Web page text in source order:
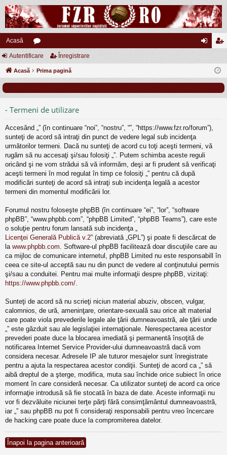
Acasă
or
u eg
Autentificare Înregistrare
Acasă Prima pagină
- Termeni de utilizare
Accesând „” (în continuare “noi”, “nostru”, “”, “https://www.fzr.ro/forum”),
sunteţi de acord să intraţi din punct de vedere legal sub incidenţa
următorilor termeni. Dacă nu sunteţi de acord cu toţi aceşti termeni, vă
rugăm să nu accesaţi şi/sau folosiţi „”. Putem schimba aceste reguli
oricând şi ne vom strădui să vă informăm, deşi ar fi prudent să verificaţi
aceşti termeni în mod regulat în timp ce folosiţi „” pentru că după
modificări sunteţi de acord să intraţi sub incidenţa legală a acestor
termeni din momentul modificării lor.
Forumul nostru foloseşte phpBB (în continuare “ei”, “lor”, “software
phpBB”, “www.phpbb.com”, “phpBB Limited”, “phpBB Teams”), care este
o soluţie pentru forum lansată sub incidenţa „
Licenţei Generală Publică v.2” (abreviată „GPL”) şi poate fi descărcat de
la www.phpbb.com . Software-ul phpBB facilitează doar discuţiile care au
ca mijloc de comunicare internetul, phpBB Limited nu este responsabill în
ceea ce site-ul acceptă sau nu din punct de vedere al conţinutului permis
şi/sau a conduitei. Pentru mai multe informaţii despre phpBB, vizitaţi:
https://www.phpbb.com/
Sunteţi de acord să nu scrieţi niciun material abuziv, obscen, vulgar,
calomnios, de ură, ameninţare, orientare-sexuală sau orice alt material
care poate viola prevederile legale ale ţării dumneavoastră, ale ţării unde
„” este găzduit sau ale legislaţiei internaţionale. Nerespectarea acestor
prevederi poate duce la blocarea imediată şi permanentă însoţită de
notificarea Internet Service Provider-ului dumneavoastră dacă vom
considera necesar. Adresele IP ale tuturor mesajelor sunt înregistrate
pentru a ajuta la respectarea acestor condiţii. Sunteţi de acord ca „” să
aibă dreptul de a şterge, modifica, muta sau închide orice subiect în orice
moment în care consideră necesar. Ca utilizator sunteţi de acord ca orice
informaţie introdusă să fie stocată în baza de date. Aceste informaţii nu
vor fi dezvăluite niciunei terţe părţi fără consimţământul dumneavoastră,
iar „” sau phpBB nu pot fi consideraţi responsabili pentru vreo încercare
de hacking care poate duce la compromiterea datelor.
Înapoi la pagina anterioară